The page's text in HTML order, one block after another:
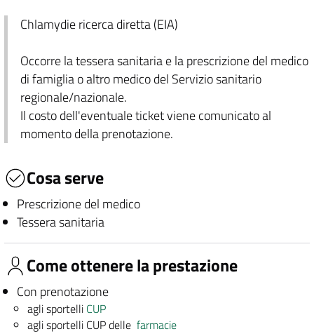
Chlamydie ricerca diretta (EIA)
Occorre la tessera sanitaria e la prescrizione del medico
di famiglia o altro medico del Servizio sanitario
regionale/nazionale.
Il costo dell'eventuale ticket viene comunicato al
momento della prenotazione.
Cosa serve
Prescrizione del medico
Tessera sanitaria
Come ottenere la prestazione
Con prenotazione
agli sportelli CUP
agli sportelli CUP dellefarmacie